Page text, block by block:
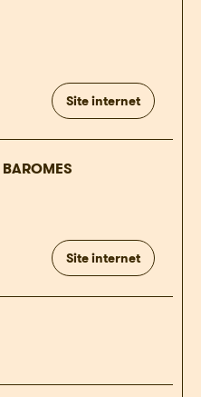
Site internet
Site internet